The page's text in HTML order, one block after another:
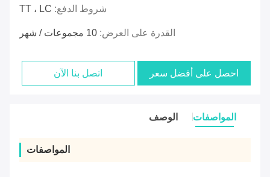
شروط الدفع: TT ، LC
القدرة على العرض: 10 مجموعات / شهر
احصل على أفضل سعر اتصل بنا الآن
المواصفات الوصف
المواصفات